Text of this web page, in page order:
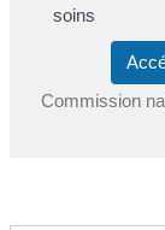
soins
Commission